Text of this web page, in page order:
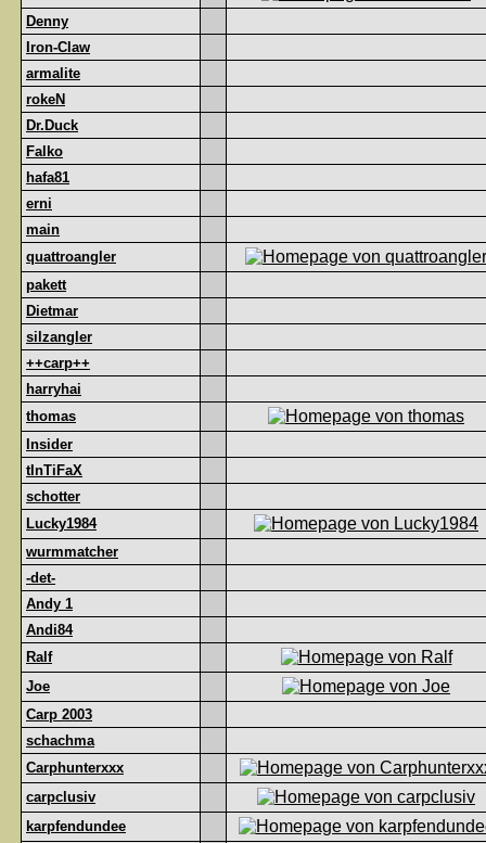
Denny
Iron-Claw
armalite
rokeN
Dr.Duck
Falko
hafa81
erni
main
quattroangler
pakett
Dietmar
silzangler
++carp++
harryhai
thomas
Insider
tInTiFaX
schotter
Lucky1984
wurmmatcher
-det-
Andy 1
Andi84
Ralf
Joe
Carp 2003
schachma
Carphunterxxx
carpclusiv
karpfendundee